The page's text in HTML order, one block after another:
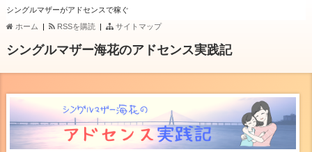
シングルマザーがアドセンスで稼ぐ
サイトマップ
RSSを購読 |
ホーム |
シングルマザー海花のアドセンス実践記